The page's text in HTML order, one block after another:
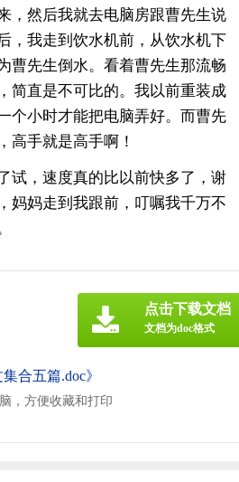
，然后我就去电脑房跟曹先生说
，我走到饮水机前，从饮水机下
曹先生倒水。看着曹先生那流畅
简直是不可比的。我以前重装成
个小时才能把电脑弄好。而曹先
高手就是高手啊！
试，速度真的比以前快多了，谢
妈妈走到我跟前，叮嘱我千万不
合五篇.doc》
，方便收藏和打印
点击下载文档
文档为doc格式